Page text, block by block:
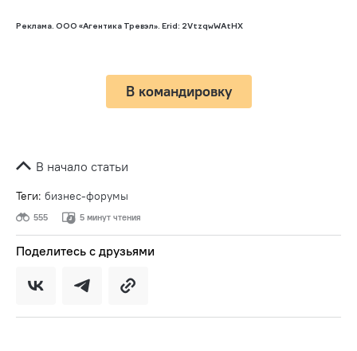
Реклама. ООО «Агентика Тревэл». Erid: 2VtzqwWAtHX
В командировку
Теги: бизнес-форумы
В начало статьи
555 5 минут чтения
Поделитесь с друзьями